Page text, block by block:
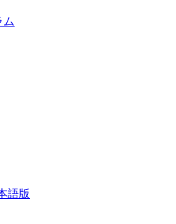
ム
語版